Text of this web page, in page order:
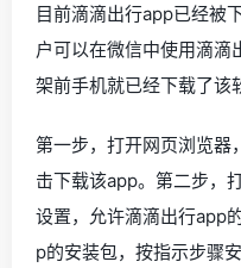
目前滴滴出行app已经被
户可以在微信中使用滴滴
架前手机就已经下载了该
第一步，打开网页浏览器
击下载该app。第二步，
设置，允许滴滴出行app
p的安装包，按指示步骤安